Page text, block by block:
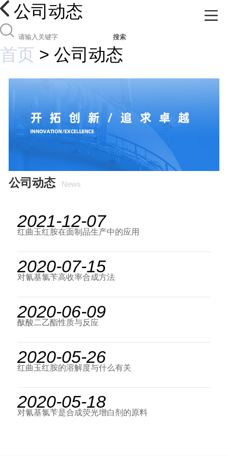
公司动态
搜索
首页 > 公司动态
公司动态 News
2021-12-07
红曲玉红胺在面制品生产中的应用
2020-07-15
对氰基氯苄高收率合成方法
2020-06-09
酞酸二乙酯性质与反应
2020-05-26
红曲玉红胺的溶解度与什么有关
2020-05-18
对氰基氯苄是合成荧光增白剂的原料